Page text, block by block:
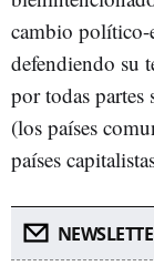
cambio político-
defendiendo su
por todas
(los países
países